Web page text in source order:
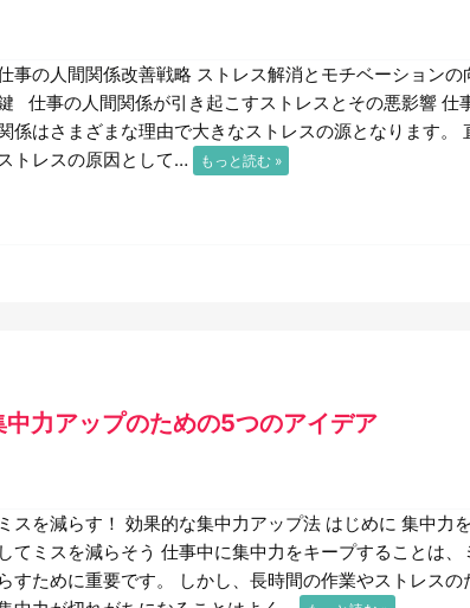
事の人間関係改善戦略 ストレス解消とモチベーションの
仕事の人間関係が引き起こすストレスとその悪影響 仕
係はさまざまな理由で大きなストレスの源となります。
トレスの原因として…
もっと読む »
力アップのための5つのアイデア
ミスを減らす！ 効果的な集中力アップ法 はじめに 集中力
してミスを減らそう 仕事中に集中力をキープすることは、
らすために重要です。 しかし、長時間の作業やストレスの